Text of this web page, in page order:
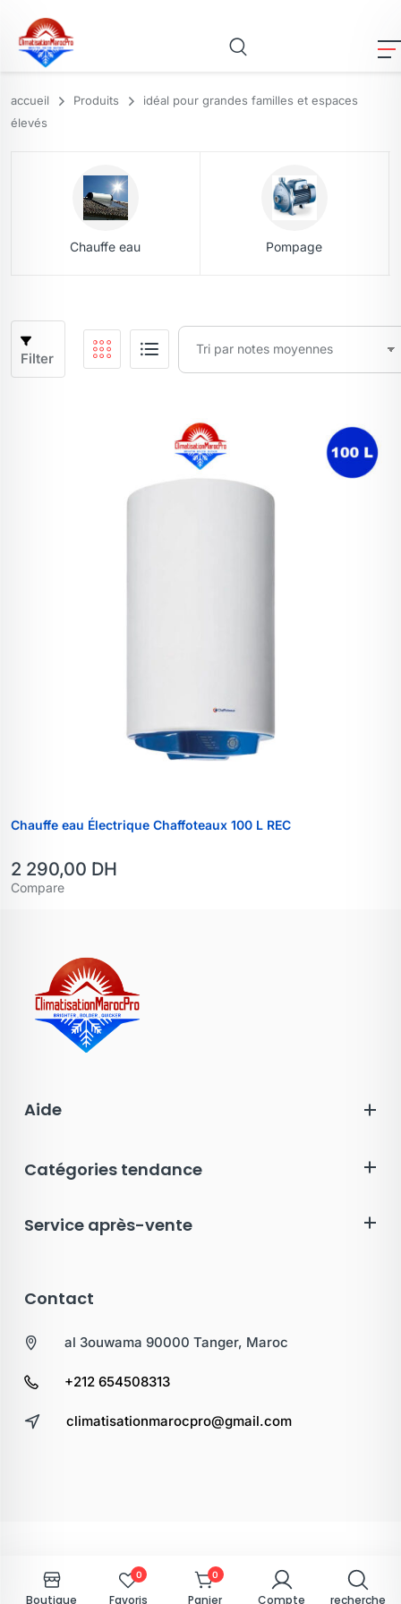
accueil Produits
idéal pour grandes familles et espaces
élevés
Chauffe eau Pompage
Filter
Chauffe eau Électrique Chaffoteaux 100 L REC
2 290,00 DH
Compare
Aide
Catégories tendance
Service après-vente
Contact
al 3ouwama 90000 Tanger, Maroc
+212 654508313
climatisationmarocpro@gmail.com
Boutique
0
Favoris
0
Panier Compte recherche